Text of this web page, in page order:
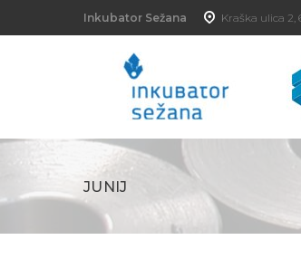
Inkubator Sežana Kraška ulica 2,
JUNIJ